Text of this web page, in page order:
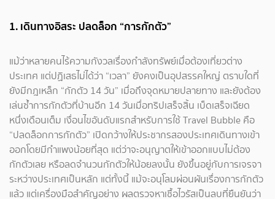
1. เดินทางอิสระ ปลดล็อก “การกักตัว”
แม้ว่าหลายคนไร้ความกังวลเรื่องกำลังทรัพย์เมื่อต้องเที่ยวต่าง
ประเทศ แต่ปฏิเสธไม่ได้ว่า “เวลา” ยังคงเป็นอุปสรรคใหญ่ ตราบใดที่
ยังมีกฎเหล็ก “กักตัว 14 วัน” เมื่อถึงจุดหมายปลายทาง และยังต้อง
เล่นซ้ำการกักตัวที่บ้านอีก 14 วันเมื่อทริปเสร็จสิ้น เบ็ดเสร็จเฉียด
หนึ่งเดือนเต็ม เงื่อนไขอันดับแรกสำหรับการใช้ Travel Bubble คือ
“ปลดล็อกการกักตัว” เปิดกว้างให้ประชากรสองประเทศเดินทางเข้า
ออกโดยมีกำแพงน้อยที่สุด แต่ว่าจะอนุญาตให้เข้าออกแบบไม่ต้อง
กักตัวเลย หรือลดจำนวนกักตัวให้น้อยลงนั้น ยังขึ้นอยู่กับการเจรจา
ระหว่างประเทศเป็นหลัก แต่ทั้งนี้ แม้จะอนุโลมผ่อนผันเรื่องการกักตัว
แล้ว แต่เครื่องมือสำคัญอย่าง ผลตรวจหาเชื้อไวรัสเป็นลบที่ยืนยันว่า